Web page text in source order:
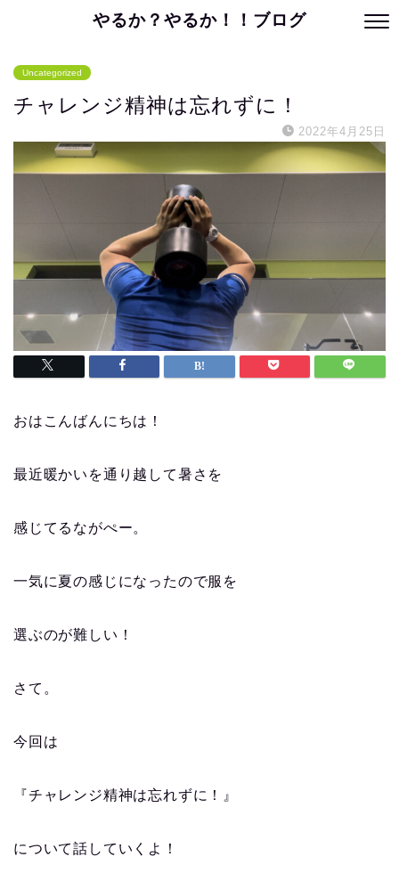
やるか？やるか！！ブログ
Uncategorized
チャレンジ精神は忘れずに！
2022年4月25日
おはこんばんにちは！
最近暖かいを通り越して暑さを
感じてるながぺー。
一気に夏の感じになったので服を
選ぶのが難しい！
さて。
今回は
『チャレンジ精神は忘れずに！』
について話していくよ！